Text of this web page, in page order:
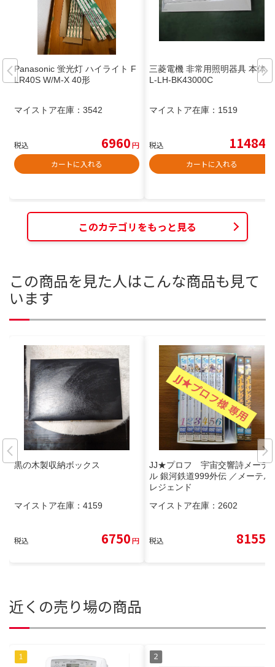
Panasonic 蛍光灯 ハイライト F
LR40S W/M-X 40形
マイストア在庫： 3542
税込 6960円
カートに入れる
三菱電機 非常用照明器具 本体 E
L-LH-BK43000C
マイストア在庫： 1519
税込 11484
カートに入れる
このカテゴリをもっと見る
この商品を見た人はこんな商品も見て
います
黒の木製収納ボックス
マイストア在庫： 4159
税込 6750円
JJ★プロフ 宇宙交響詩メーテ
ル 銀河鉄道999外伝 ／メーテル
レジェンド
マイストア在庫： 2602
税込 8155
近くの売り場の商品